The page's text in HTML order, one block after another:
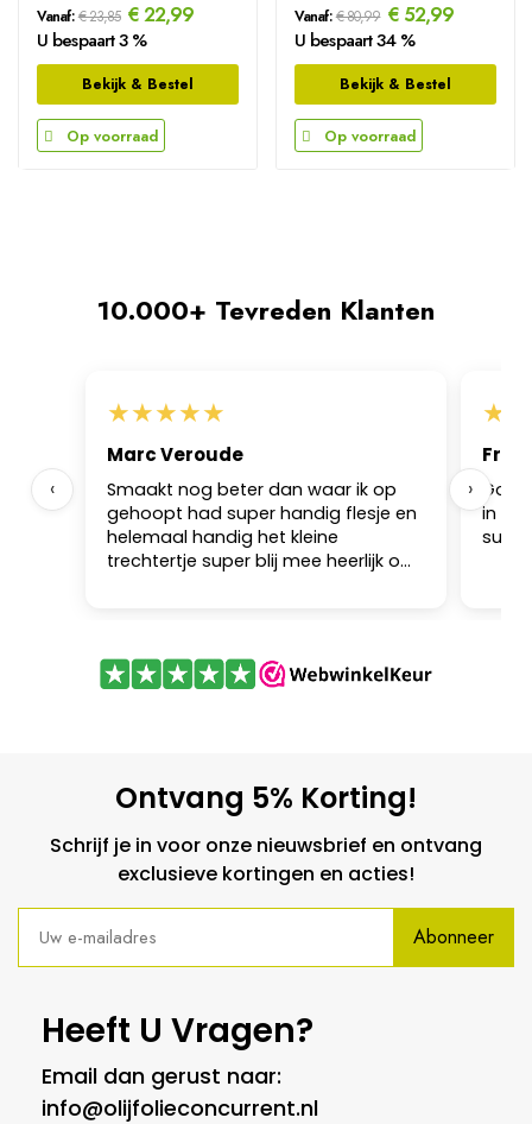
Vanaf: € 23,85 € 22,99
U bespaart 3 %
Bekijk & Bestel
Op voorraad
Vanaf: € 80,99 € 52,99
U bespaart 34 %
Bekijk & Bestel
Op voorraad
10.000+ Tevreden Klanten
‹
★★★★★
Marc Veroude
Smaakt nog beter dan waar ik op
gehoopt had super handig flesje en
helemaal handig het kleine
trechtertje super blij mee heerlijk om
★
Frk
in
›
Ontvang 5% Korting!
Schrijf je in voor onze nieuwsbrief en ontvang
exclusieve kortingen en acties!
Abonneer
Heeft U Vragen?
Email dan gerust naar:
info@olijfolieconcurrent.nl